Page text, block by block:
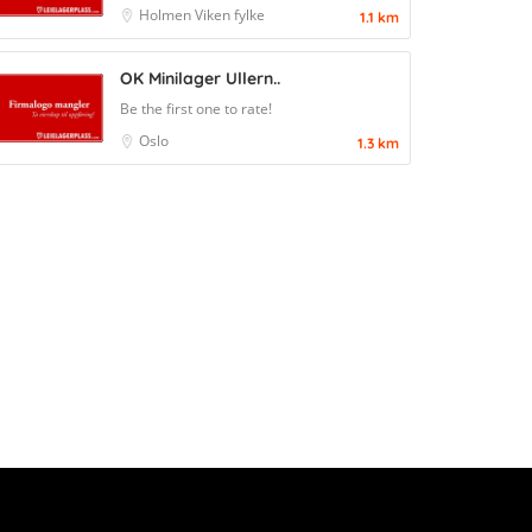
HolmenViken fylke 1.1 km
OK Minilager Ullern..
Be the first one to rate!
Oslo
1.3 km